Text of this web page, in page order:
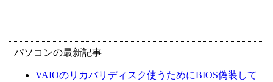
パソコンの最新記事
VAIOのリカバリディスク使うためにBIOS偽装して